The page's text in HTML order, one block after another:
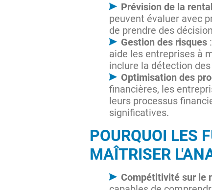
Prévision de la
peuvent évaluer avec
de prendre des
Gestion des risques
aide les entreprises à
inclure la détection
Optimisation des
financières, les
leurs processus
significatives.
POURQUOI LES
MAÎTRISER
Compétitivité sur le